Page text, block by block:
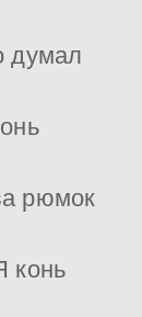
думал
рюмок
конь